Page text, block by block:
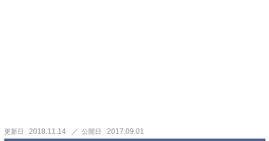
更新日 2018.11.14 公開日 2017.09.01